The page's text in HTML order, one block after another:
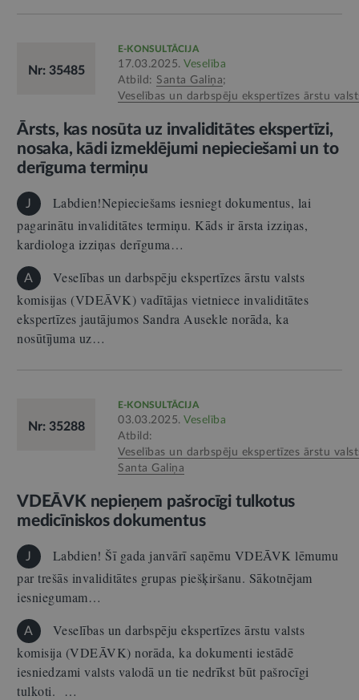
Nr: 35485
E-KONSULTĀCIJA
17.03.2025. Veselība
Atbild: Santa Galiņa;
Veselības un darbspēju ekspertīzes ārstu
Ārsts, kas nosūta uz invaliditātes ekspertīzi,
nosaka, kādi izmeklējumi nepieciešami un to
derīguma termiņu
J
Labdien!Nepieciešams iesniegt dokumentus, lai
pagarinātu invaliditātes termiņu. Kāds ir ārsta izziņas,
kardiologa izziņas derīguma…
A
Veselības un darbspēju ekspertīzes ārstu valsts
komisijas (VDEĀVK) vadītājas vietniece invaliditātes
ekspertīzes jautājumos Sandra Ausekle norāda, ka
nosūtījuma uz…
Nr: 35288
E-KONSULTĀCIJA
03.03.2025. Veselība
Atbild:
Veselības un darbspēju ekspertīzes ārstu
Santa Galiņa
VDEĀVK nepieņem pašrocīgi tulkotus
medicīniskos dokumentus
J
Labdien! Šī gada janvārī saņēmu VDEĀVK lēmumu
par trešās invaliditātes grupas piešķiršanu. Sākotnējam
iesniegumam…
A
Veselības un darbspēju ekspertīzes ārstu valsts
komisija (VDEĀVK) norāda, ka dokumenti iestādē
iesniedzami valsts valodā un tie nedrīkst būt pašrocīgi
tulkoti. …